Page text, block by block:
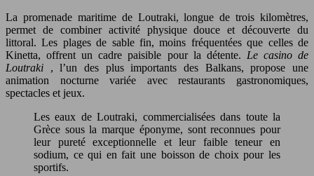
La promenade maritime de Loutraki, longue de trois kilomètres,
permet de combiner activité physique douce et découverte du
littoral. Les plages de sable fin, moins fréquentées que celles de
Kinetta, offrent un cadre paisible pour la détente. Le casino de
Loutraki , l’un des plus importants des Balkans, propose une
animation nocturne variée avec restaurants gastronomiques,
spectacles et jeux.
Les eaux de Loutraki, commercialisées dans toute la
Grèce sous la marque éponyme, sont reconnues pour
leur pureté exceptionnelle et leur faible teneur en
sodium, ce qui en fait une boisson de choix pour les
sportifs.